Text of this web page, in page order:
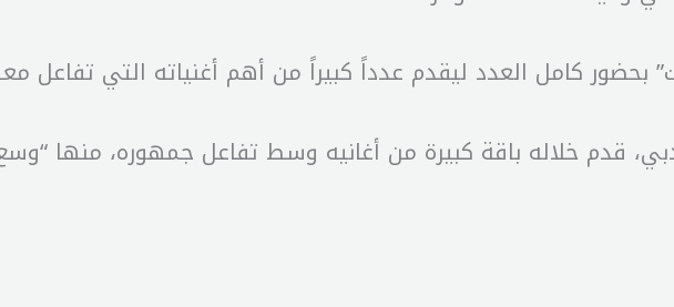
كامل العدد ليقدم عدداً كبيراً من أهم أغنياته التي تفاعل
قدم خلاله باقة كبيرة من أغانيه وسط تفاعل جمهوره، منها